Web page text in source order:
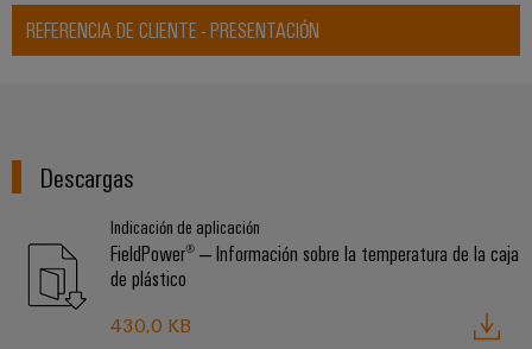
REFERENCIA DE CLIENTE - PRESENTACIÓN
Descargas
Indicación de aplicación
FieldPower® ‒ Información sobre la temperatura de la caja
de plástico
430,0 KB